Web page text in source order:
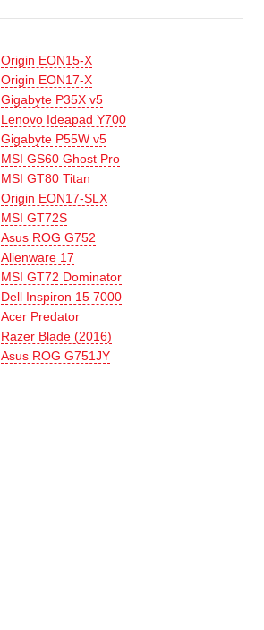
Origin EON15-X
Origin EON17-X
Gigabyte P35X v5
Lenovo Ideapad Y700
Gigabyte P55W v5
MSI GS60 Ghost Pro
MSI GT80 Titan
Origin EON17-SLX
MSI GT72S
Asus ROG G752
Alienware 17
MSI GT72 Dominator
Dell Inspiron 15 7000
Acer Predator
Razer Blade (2016)
Asus ROG G751JY